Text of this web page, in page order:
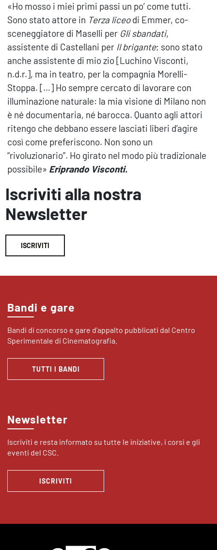
«Ho mosso i miei primi passi un po’ come tutti.
Sono stato attore in Terza liceodi Emmer, co-
sceneggiatore di Maselli per Gli sbandati,
assistente di Castellani per Il brigante; sono stato
anche assistente di mio zio [Luchino Visconti,
n.d.r.], ma in teatro, per la compagnia Morelli-
Stoppa. […] Ho sempre cercato di lavorare con
illuminazione naturale: la mia visione di Milano non
è né documentaria, né barocca. Quanto agli attori
ritengo che debbano essere lasciati liberi d’agire
così come preferiscono. Non sono un
“rivoluzionario”. Ho girato nel modo più tradizionale
possibile» Eriprando Visconti.
Iscriviti alla nostra
Newsletter
ISCRIVITI
Bandi e gare
Bandi di concorso e gare d’appalto pubblicati dal Centro
Sperimentale di Cinematografia.
TUTTI I BANDI
Newsletter
Iscriviti e resta informato su tutte le iniziative, i corsi e gli
eventi del CSC.
ISCRIVITI